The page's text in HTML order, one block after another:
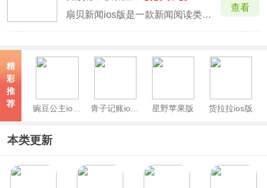
扇贝新闻ios版是一款新闻阅读类的软件是。它可以学习英语的软件，还可以通过英语学到其他知识的软件，会让你第一次感觉到，原来学习英语也是有用的！因为是针对于有一定词汇量的朋友来说的一款软件，所以并不适合于英语很差的朋友，不过想要下载来试试看研究下那么也是很不错的。
查看
精
彩
推
荐
星野苹果版 货拉拉ios版
本类更新